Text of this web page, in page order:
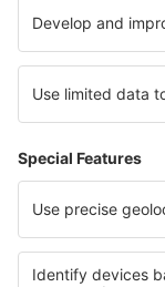
Pernottamenti in
Pernottamenti a